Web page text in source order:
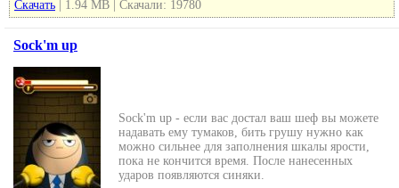
Скачать | 1.94 MB | Скачали: 19780
Sock'm up
Sock'm up - если вас достал ваш шеф вы можете
надавать ему тумаков, бить грушу нужно как
можно сильнее для заполнения шкалы ярости,
пока не кончится время. После нанесенных
ударов появляются синяки.